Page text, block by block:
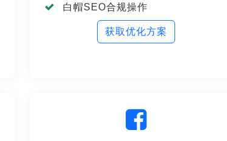
白帽SEO合规操作
获取优化方案